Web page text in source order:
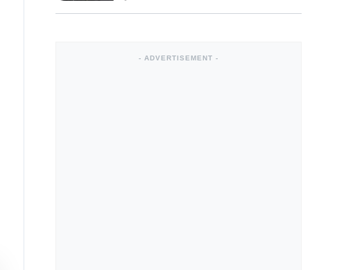
- ADVERTISEMENT -